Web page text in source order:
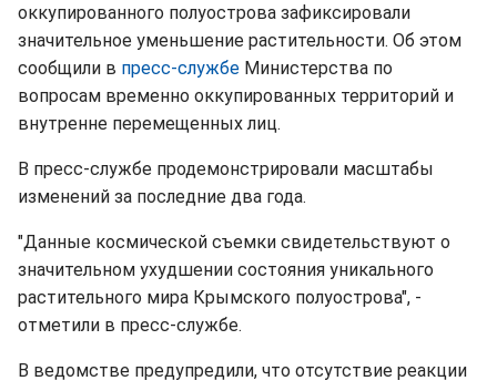
оккупированного полуострова зафиксировали
значительное уменьшение растительности. Об этом
сообщили в пресс-службе Министерства по
вопросам временно оккупированных территорий и
внутренне перемещенных лиц.
В пресс-службе продемонстрировали масштабы
изменений за последние два года.
"Данные космической съемки свидетельствуют о
значительном ухудшении состояния уникального
растительного мира Крымского полуострова", -
отметили в пресс-службе.
В ведомстве предупредили, что отсутствие реакции